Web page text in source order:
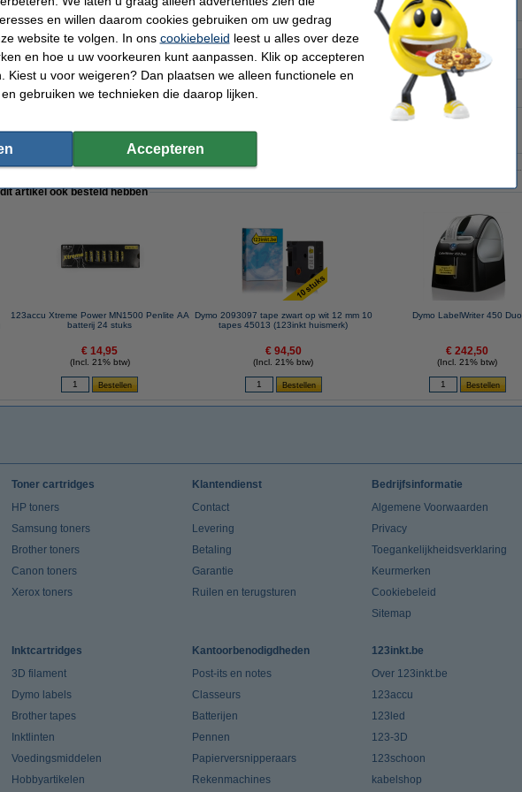
originele tape te nemen.
artikel ook besteld hebben
123accu Xtreme Power MN1500 Penlite AA
batterij 24 stuks
€ 14,95
(Incl. 21% btw)
Dymo 2093097 tape zwart op wit 12 mm 10
tapes 45013 (123inkt huismerk)
€ 94,50
(Incl. 21% btw)
Dymo LabelWriter 450 Duo
€ 242,50
(Incl. 21% btw)
Toner cartridges
HP toners
Samsung toners
Brother toners
Canon toners
Xerox toners
Klantendienst
Contact
Levering
Betaling
Garantie
Ruilen en terugsturen
Bedrijfsinformatie
Algemene Voorwaarden
Privacy
Toegankelijkheidsverklaring
Keurmerken
Cookiebeleid
Sitemap
Inktcartridges
3D filament
Dymo labels
Brother tapes
Inktlinten
Voedingsmiddelen
Hobbyartikelen
Kantoorbenodigdheden
Post-its en notes
Classeurs
Batterijen
Pennen
Papierversnipperaars
Rekenmachines
123inkt.be
Over 123inkt.be
123accu
123led
123-3D
123schoon
kabelshop
en willen daarom cookies gebruiken om uw gedrag
website te volgen. In ons cookiebeleid leest u alles over deze
en hoe u uw voorkeuren kunt aanpassen. Klik op accepteren
Kiest u voor weigeren? Dan plaatsen we alleen functionele en
gebruiken we technieken die daarop lijken.
Accepteren